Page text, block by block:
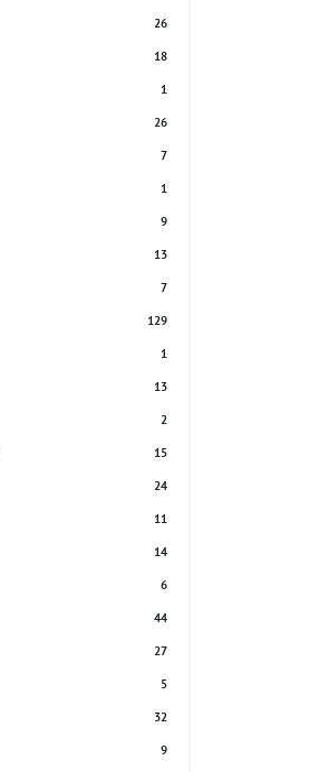
26
18
1
26
7
1
9
13
7
129
1
13
2
15
24
11
14
6
44
27
5
32
9